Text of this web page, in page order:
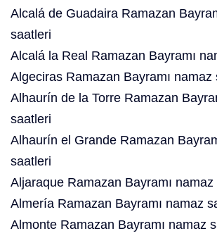
Alcalá de Guadaira Ramazan
saatleri
Alcalá la Real Ramazan Bayramı
Algeciras Ramazan Bayramı namaz
Alhaurín de la Torre Ramazan
saatleri
Alhaurín el Grande Ramazan
saatleri
Aljaraque Ramazan Bayramı namaz
Almería Ramazan Bayramı namaz
Almonte Ramazan Bayramı namaz